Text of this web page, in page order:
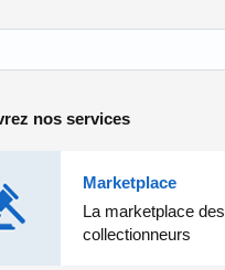
nos services
Marketplace
La marketplace des
collectionneurs